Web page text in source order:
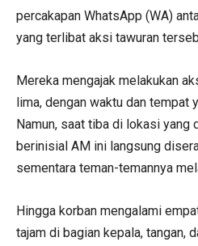
percakapan WhatsApp (WA)
yang terlibat aksi tawuran
Mereka mengajak melakukan
lima, dengan waktu dan tempat
Namun, saat tiba di lokasi yang
berinisial AM ini langsung
sementara teman-temannya
Hingga korban mengalami
tajam di bagian kepala, tangan,